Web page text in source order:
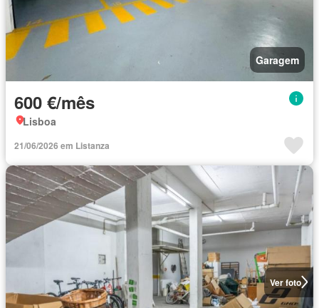
Garagem
600 €/mês
Lisboa
21/06/2026 em Listanza
Ver foto